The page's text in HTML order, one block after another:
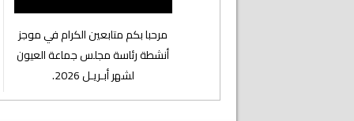
⁨مرحبا بكم متابعين الكرام في موجز
أنشطة رئاسة مجلس جماعة العيون
لشهر أبـريـل 2026.